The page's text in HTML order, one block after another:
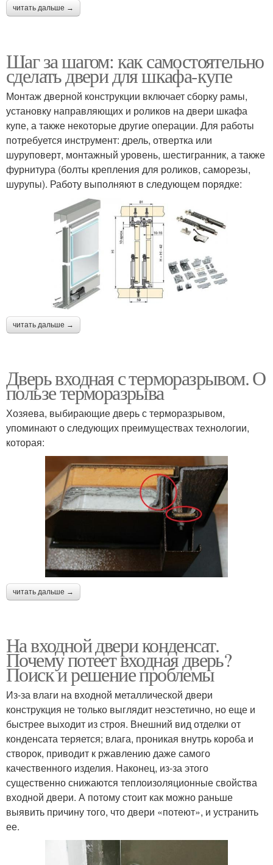
читать дальше →
Шаг за шагом: как самостоятельно
сделать двери для шкафа-купе
Монтаж дверной конструкции включает сборку рамы,
установку направляющих и роликов на двери шкафа
купе, а также некоторые другие операции. Для работы
потребуется инструмент: дрель, отвертка или
шуруповерт, монтажный уровень, шестигранник, а также
фурнитура (болты крепления для роликов, саморезы,
шурупы). Работу выполняют в следующем порядке:
читать дальше →
Дверь входная с терморазрывом. О
пользе терморазрыва
Хозяева, выбирающие дверь с терморазрывом,
упоминают о следующих преимуществах технологии,
которая:
читать дальше →
На входной двери конденсат.
Почему потеет входная дверь?
Поиск и решение проблемы
Из-за влаги на входной металлической двери
конструкция не только выглядит неэстетично, но еще и
быстрее выходит из строя. Внешний вид отделки от
конденсата теряется; влага, проникая внутрь короба и
створок, приводит к ржавлению даже самого
качественного изделия. Наконец, из-за этого
существенно снижаются теплоизоляционные свойства
входной двери. А потому стоит как можно раньше
выявить причину того, что двери «потеют», и устранить
ее.